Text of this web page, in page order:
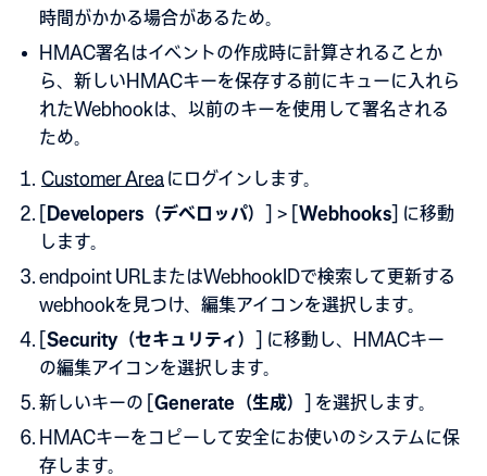
時間がかかる場合があるため。
HMAC署名はイベントの作成時に計算されることか
ら、新しいHMACキーを保存する前にキューに入れら
れたWebhookは、以前のキーを使用して署名される
ため。
Customer Area にログインします。
Developers（デベロッパ） > Webhooks ] に移動
します。
endpoint URLまたはWebhookIDで検索して更新する
webhookを見つけ、 編集アイコンを選択します。
Security（セキュリティ） ] に移動し、
HMACキー
の編集アイコンを選択します。
新しいキーの
Generate（生成） を選択します。
HMACキーをコピーして安全にお使いのシステムに保
存します。